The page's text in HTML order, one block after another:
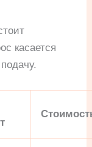
касается